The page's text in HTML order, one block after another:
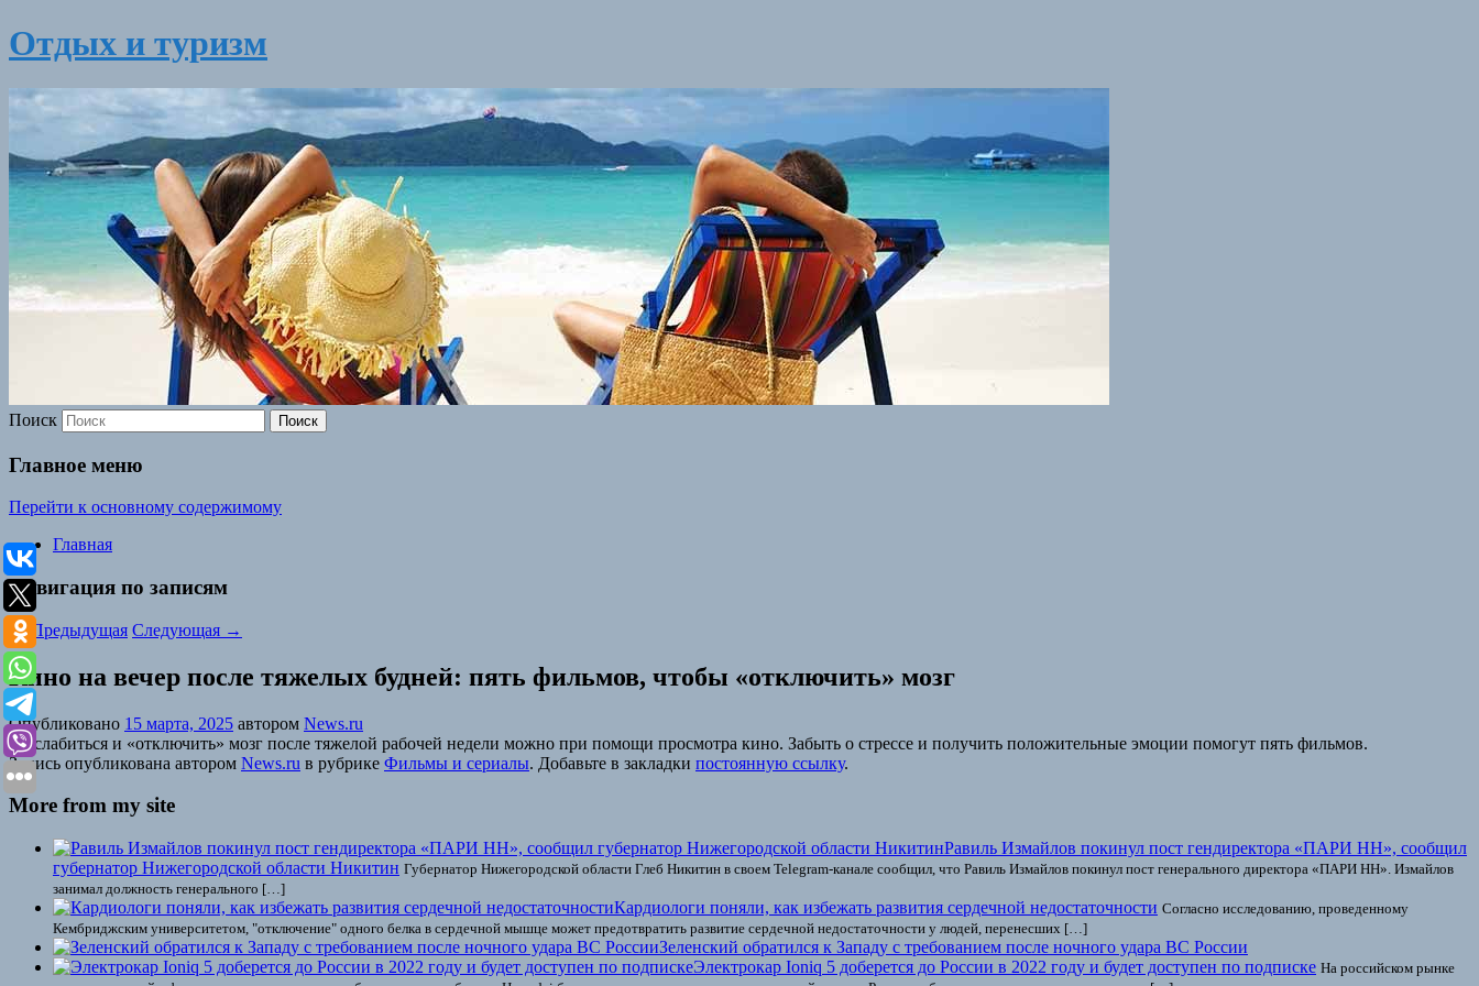
Отдых и туризм
Поиск
Главное меню
Перейти к основному содержимому
Главная
Навигация по записям
←Предыдущая Следующая →
Кино на вечер после тяжелых будней: пять фильмов, чтобы «отключить» мозг
Опубликовано 15 марта, 2025 автором News.ru
Расслабиться и «отключить» мозг после тяжелой рабочей недели можно при помощи просмотра кино. Забыть о стрессе и получить положительные эмоции помогут пять фильмов.
Запись опубликована автором News.ru в рубрике Фильмы и сериалы. Добавьте в закладки постоянную ссылку.
More from my site
Равиль Измайлов покинул пост гендиректора «ПАРИ НН», сообщил
губернатор Нижегородской области Никитин Губернатор Нижегородской области Глеб Никитин в своем Telegram‑канале сообщил, что Равиль Измайлов покинул пост генерального директора «ПАРИ НН». Измайлов
занимал должность генерального […]
Кардиологи поняли, как избежать развития сердечной недостаточности Согласно исследованию, проведенному
Кембриджским университетом, "отключение" одного белка в сердечной мышце может предотвратить развитие сердечной недостаточности у людей, перенесших […]
Зеленский обратился к Западу с требованием после ночного удара ВС России
Электрокар Ioniq 5 доберется до России в 2022 году и будет доступен по подписке На российском рынке